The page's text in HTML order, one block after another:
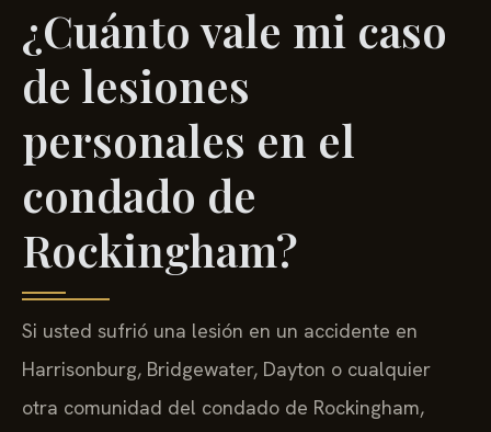
¿Cuánto vale mi caso
de lesiones
personales en el
condado de
Rockingham?
Si usted sufrió una lesión en un accidente en
Harrisonburg, Bridgewater, Dayton o cualquier
otra comunidad del condado de Rockingham,